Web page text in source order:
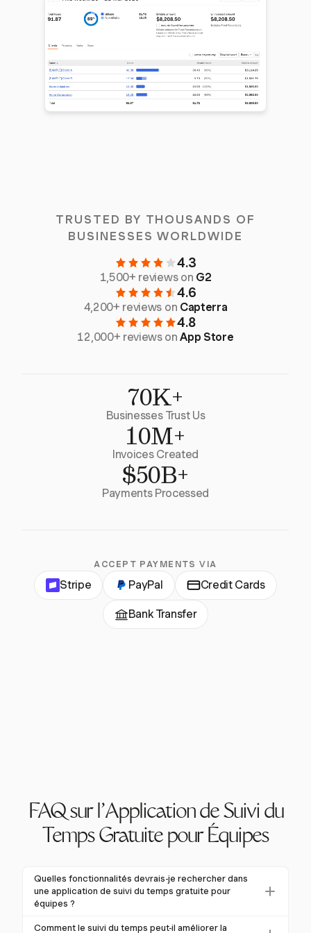
TRUSTED BY THOUSANDS OF
BUSINESSES WORLDWIDE
4.3
1,500+ reviews on G2
4.6
4,200+ reviews on Capterra
4.8
12,000+ reviews onApp Store
70K+
Businesses Trust Us
10M+
Invoices Created
$50B+
Payments Processed
ACCEPT PAYMENTS VIA
Stripe PayPal Credit Cards
Bank Transfer
FAQ sur l'Application de Suivi du
Temps Gratuite pour Équipes
Quelles fonctionnalités devrais-je rechercher dans
une application de suivi du temps gratuite pour
équipes ?
Recherchez des fonctionnalités telles que des
Comment le suivi du temps peut-il améliorer la